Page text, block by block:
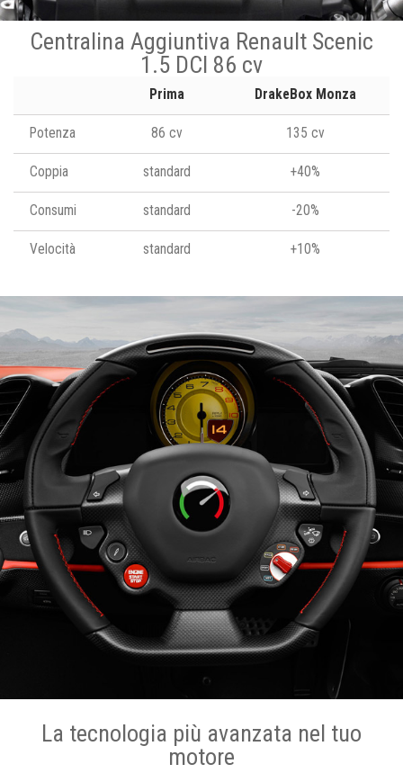
Centralina Aggiuntiva Renault Scenic
1.5 DCI 86 cv
Prima DrakeBox Monza
Potenza 86 cv 135 cv
Coppia standard +40%
Consumi standard -20%
Velocità standard +10%
La tecnologia più avanzata nel tuo
motore